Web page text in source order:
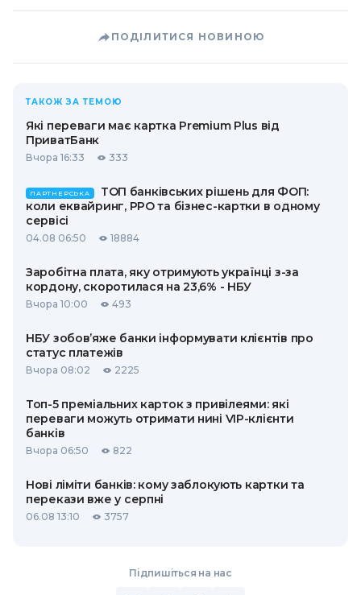
ПОДІЛИТИСЯ НОВИНОЮ
ТАКОЖ ЗА ТЕМОЮ
Які переваги має картка Premium Plus від
ПриватБанк
Вчора 16:33 333
ПАРТНЕРСЬКА
ТОП банківських рішень для ФОП:
коли еквайринг, РРО та бізнес-картки в одному
сервісі
04.08 06:50 18884
Заробітна плата, яку отримують українці з-за
кордону, скоротилася на 23,6% - НБУ
Вчора 10:00 493
НБУ зобов’яже банки інформувати клієнтів про
статус платежів
Вчора 08:02 2225
Топ-5 преміальних карток з привілеями: які
переваги можуть отримати нині VIP-клієнти
банків
Вчора 06:50 822
Нові ліміти банків: кому заблокують картки та
перекази вже у серпні
06.08 13:10 3757
Підпишіться на нас